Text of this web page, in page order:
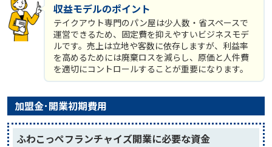
収益モデルのポイント
テイクアウト専門のパン屋は少人数・省スペースで
運営できるため、固定費を抑えやすいビジネスモデ
ルです。売上は立地や客数に依存しますが、利益率
を高めるためには廃棄ロスを減らし、原価と人件費
を適切にコントロールすることが重要になります。
加盟金･開業初期費用
ふわこっぺフランチャイズ開業に必要な資金